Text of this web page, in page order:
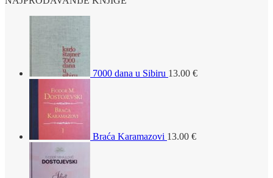
7000 dana u Sibiru 13.00 €
Braća Karamazovi 13.00 €